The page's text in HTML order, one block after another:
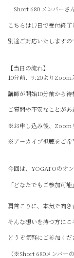
Short 680 メンバーさ
こちらは17日で受付終
別途ご対応いたしますの
【当日の流れ】
10分前、9:20よりZoom
講師が開始10分前から待
ご質問や不安なことがあ
※お申し込み後、Zoom
※アーカイブ視聴をご希
今回は、YOGATOのオ
「どなたでもご参加可
肩首こりに、本気で向き
そんな想いを持つ方にこ
どうぞ気軽にご参加くだ
（※Short 680メンバー